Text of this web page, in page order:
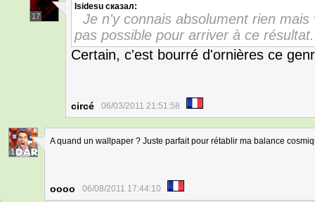
17
Isidesu сказал:
Je n'y connais absolument rien
pas possible pour arriver à ce
Certain, c'est bourré d'ornières ce
circé 06/03/2011 21:51:58
1
A quand un wallpaper ? Juste parfait pour rétablir ma balance
oooo 06/08/2011 17:44:10